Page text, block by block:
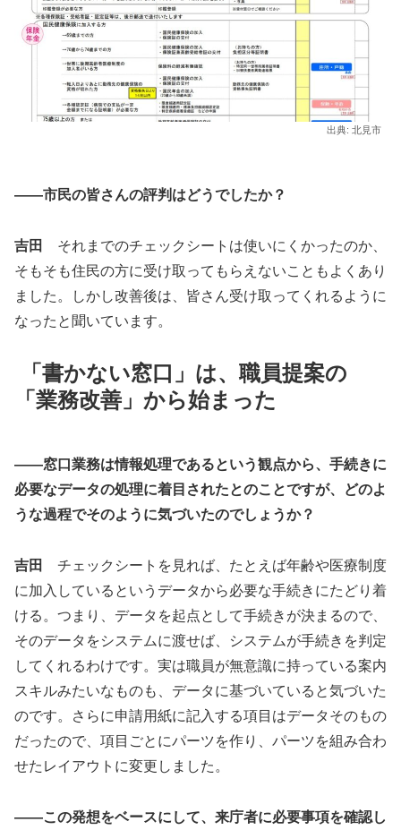
出典: 北見市
――市民の皆さんの評判はどうでしたか？
吉田
それまでのチェックシートは使いにくかったのか、
そもそも住民の方に受け取ってもらえないこともよくあり
ました。しかし改善後は、皆さん受け取ってくれるように
なったと聞いています。
「書かない窓口」は、職員提案の
「業務改善」から始まった
――窓口業務は情報処理であるという観点から、手続きに
必要なデータの処理に着目されたとのことですが、どのよ
うな過程でそのように気づいたのでしょうか？
吉田
チェックシートを見れば、たとえば年齢や医療制度
に加入しているというデータから必要な手続きにたどり着
ける。つまり、データを起点として手続きが決まるので、
そのデータをシステムに渡せば、システムが手続きを判定
してくれるわけです。実は職員が無意識に持っている案内
スキルみたいなものも、データに基づいていると気づいた
のです。さらに申請用紙に記入する項目はデータそのもの
だったので、項目ごとにパーツを作り、パーツを組み合わ
せたレイアウトに変更しました。
――この発想をベースにして、来庁者に必要事項を確認し